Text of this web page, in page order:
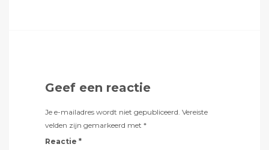
Geef een reactie
Je e-mailadres wordt niet gepubliceerd. Vereiste
velden zijn gemarkeerd met *
Reactie *